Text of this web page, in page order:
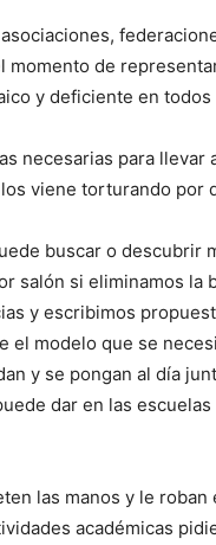
momento de
y deficiente en
necesarias para llevar
viene torturando por
buscar o descubrir
salón si eliminamos la
y escribimos
el modelo que se
y se pongan al día
dar en las
las manos y le
académicas